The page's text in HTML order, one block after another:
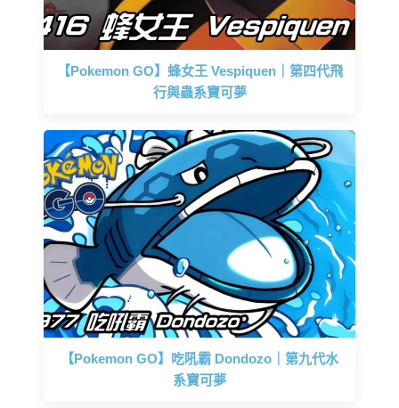
【Pokemon GO】蜂女王 Vespiquen｜第四代飛
行與蟲系寶可夢
【Pokemon GO】吃吼霸 Dondozo｜第九代水
系寶可夢